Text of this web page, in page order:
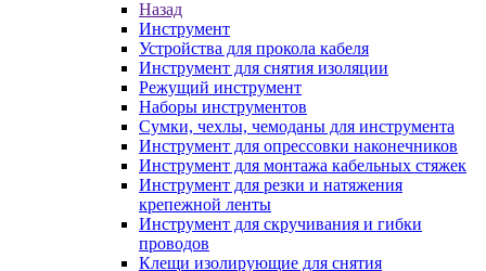
Назад
Инструмент
Устройства для прокола кабеля
Инструмент для снятия изоляции
Режущий инструмент
Наборы инструментов
Сумки, чехлы, чемоданы для инструмента
Инструмент для опрессовки наконечников
Инструмент для монтажа кабельных стяжек
Инструмент для резки и натяжения
крепежной ленты
Инструмент для скручивания и гибки
проводов
Клещи изолирующие для снятия